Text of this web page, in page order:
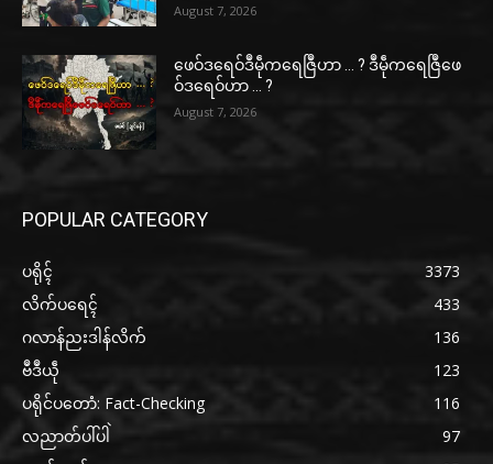
August 7, 2026
ဖေဝ်ဒရေဝ်ဒဳမဵုကရေဇြဳဟာ … ? ဒဳမဵုကရေဇြဳဖေ
ဝ်ဒရေဝ်ဟာ … ?
August 7, 2026
POPULAR CATEGORY
ပရိုၚ်
3373
လိက်ပရေၚ်
433
ဂလာန်ညးဒါန်လိက်
136
ဗဳဒဳယဵု
123
ပရိုင်ပတောံ: Fact-Checking
116
လညာတ်ပါ်ပါဲ
97